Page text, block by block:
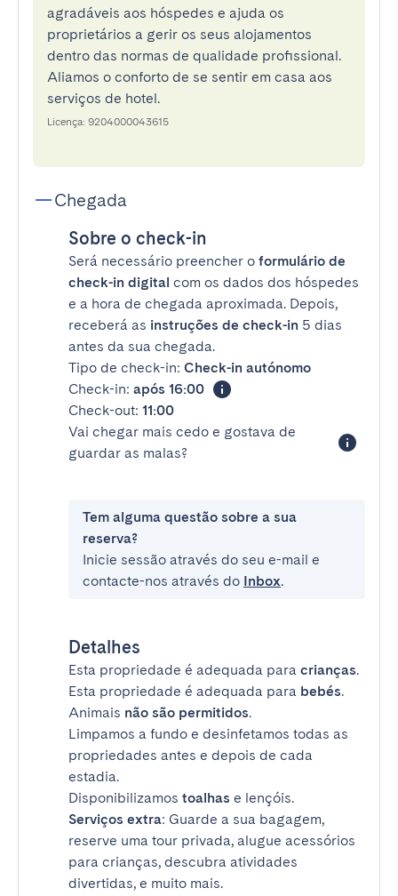
agradáveis aos hóspedes e ajuda os
proprietários a gerir os seus alojamentos
dentro das normas de qualidade profissional.
Aliamos o conforto de se sentir em casa aos
serviços de hotel.
Licença: 9204000043615
Chegada
Sobre o check-in
Será necessário preencher o formulário de
check-in digital com os dados dos hóspedes
e a hora de chegada aproximada. Depois,
receberá as instruções de check-in 5 dias
antes da sua chegada.
Tipo de check-in: Check-in autónomo
Check-in: após 16:00
Check-out: 11:00
Vai chegar mais cedo e gostava de
guardar as malas?
Tem alguma questão sobre a sua
reserva?
Inicie sessão através do seu e-mail e
contacte-nos através do Inbox.
Detalhes
Esta propriedade é adequada para crianças.
Esta propriedade é adequada para bebés.
Animais não são permitidos.
Limpamos a fundo e desinfetamos todas as
propriedades antes e depois de cada
estadia.
Disponibilizamos toalhas e lençóis.
Serviços extra: Guarde a sua bagagem,
reserve uma tour privada, alugue acessórios
para crianças, descubra atividades
divertidas, e muito mais.